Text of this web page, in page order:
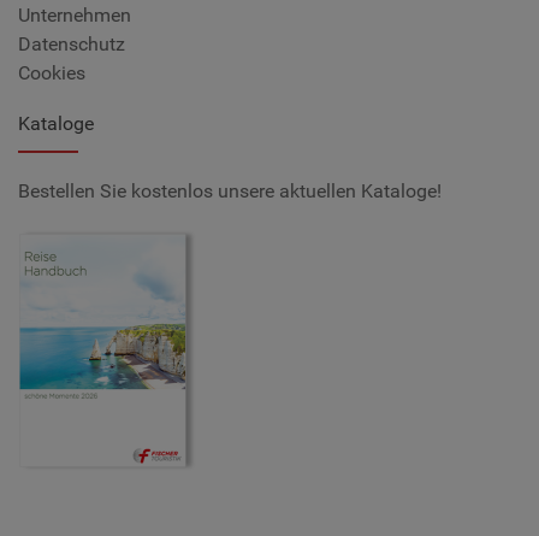
Unternehmen
Datenschutz
Cookies
Kataloge
Bestellen Sie kostenlos unsere aktuellen Kataloge!